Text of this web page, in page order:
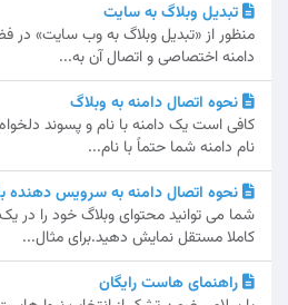
تبدیل وبلاگ به سایت
منظور از «تبدیل وبلاگ به وب سایت»
دامنه اختصاصی و اتصال آن به...
نحوه اتصال دامنه به وبلاگ
کافی است یک دامنه با نام و پسوند
نام دامنه شما حتماً با نام...
نحوه اتصال دامنه به سرویس دهنده
کاملا مستقل نمایش دهید.برای مثال...
راهنمای هاست رایگان